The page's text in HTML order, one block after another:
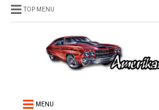
TOP MENU
MENU